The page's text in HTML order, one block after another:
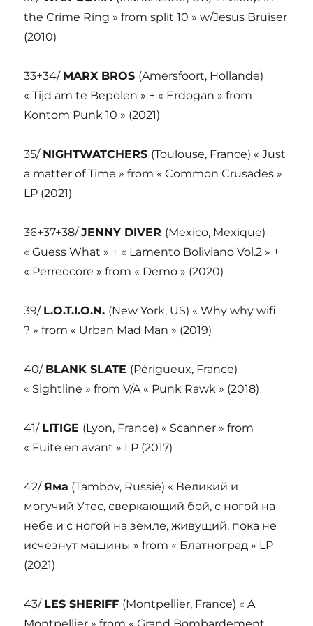
the Crime Ring » from split 10 » w/Jesus Bruiser
(2010)
33+34/ MARX BROS (Amersfoort, Hollande)
« Tijd am te Bepolen » + « Erdogan » from
Kontom Punk 10 » (2021)
35/ NIGHTWATCHERS (Toulouse, France) « Just
a matter of Time » from « Common Crusades »
LP (2021)
36+37+38/JENNY DIVER (Mexico, Mexique)
« Guess What » + « Lamento Boliviano Vol.2 » +
« Perreocore » from « Demo » (2020)
39/ L.O.T.I.O.N. (New York, US) « Why why wifi
? » from « Urban Mad Man » (2019)
40/ BLANK SLATE (Périgueux, France)
« Sightline » from V/A « Punk Rawk » (2018)
41/ LITIGE (Lyon, France) « Scanner » from
« Fuite en avant » LP (2017)
42/Яма (Tambov, Russie) « Великий и
могучий Утес, сверкающий бой, с ногой на
небе и с ногой на земле, живущий, пока не
исчезнут машины » from « Блатноград » LP
(2021)
43/ LES SHERIFF (Montpellier, France) « A
Montpellier » from « Grand Bombardement